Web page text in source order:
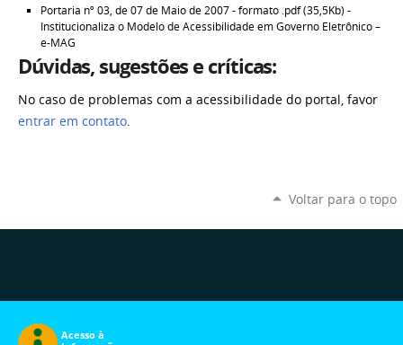
Portaria nº 03, de 07 de Maio de 2007 - formato .pdf (35,5Kb) -
Institucionaliza o Modelo de Acessibilidade em Governo Eletrônico –
e-MAG
Dúvidas, sugestões e críticas:
No caso de problemas com a acessibilidade do portal, favor
entrar em contato.
Voltar para o topo